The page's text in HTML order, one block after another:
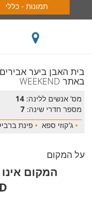
תמונות - כללי
בית האבן ביער
באתר WEEKEND
מס' אנשים ללינה: 14
מספר חדרי שינה: 7
• ג'קוזי ספא • פינת
על המקום
המקום